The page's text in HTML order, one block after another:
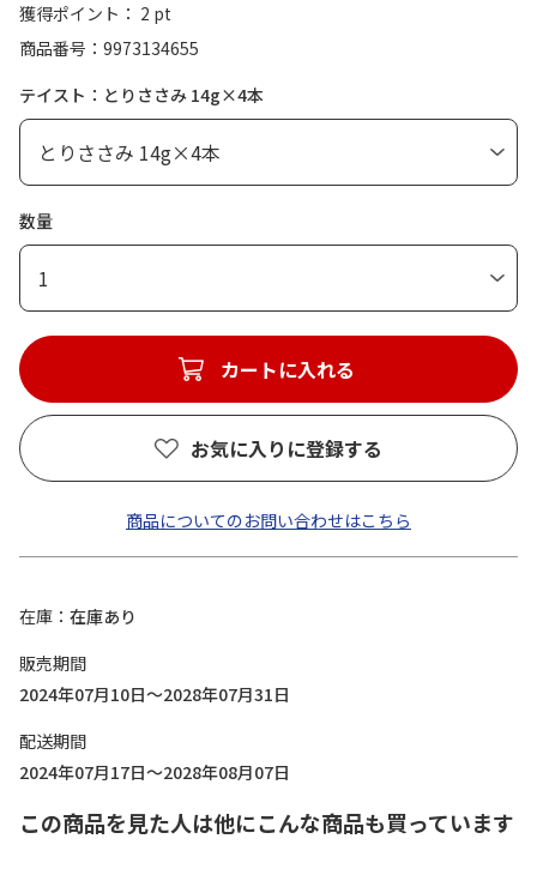
獲得ポイント： 2 pt
商品番号
9973134655
テイスト：とりささみ 14g×4本
数量
1
カートに入れる
お気に入りに登録する
商品についてのお問い合わせはこちら
在庫
在庫あり
販売期間
2024年07月10日～2028年07月31日
配送期間
2024年07月17日～2028年08月07日
この商品を見た人は他にこんな商品も買っています